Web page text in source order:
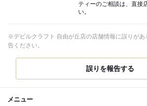
ティーのご相談は、直接
い。
※デビルクラフト 自由が丘店の店舗情報に誤りがあ
告ください。
誤りを報告する
メニュー